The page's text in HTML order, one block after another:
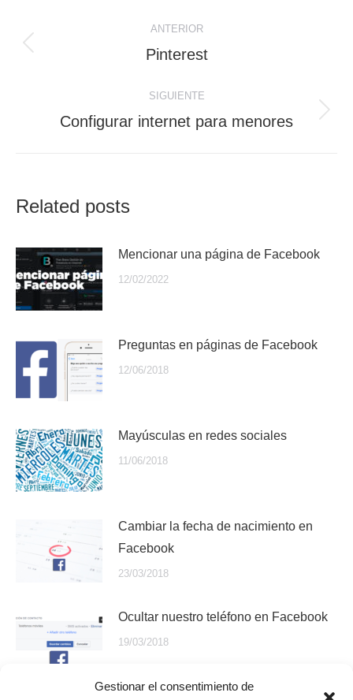
Gestionar el consentimiento de
entre
publicaciones
ANTERIOR
Publicación
Pinterest
SIGUIENTE
Publicación
Configurar internet para menores
Related posts
Mencionar una página de Facebook
12/02/2022
Preguntas en páginas de Facebook
12/06/2018
Mayúsculas en redes sociales
11/06/2018
Cambiar la fecha de nacimiento en
Facebook
23/03/2018
Ocultar nuestro teléfono en Facebook
19/03/2018